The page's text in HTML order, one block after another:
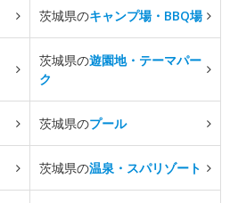
茨城県のキャンプ場・BBQ場
茨城県の遊園地・テーマパー
ク
茨城県のプール
茨城県の温泉・スパリゾート